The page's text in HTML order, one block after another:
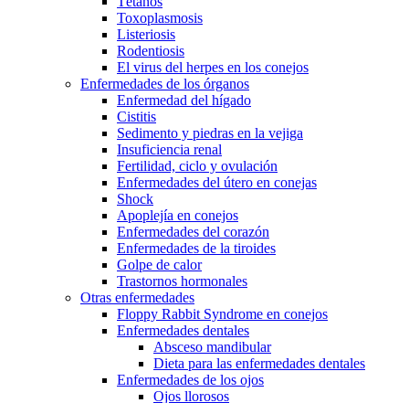
Toxoplasmosis
Listeriosis
Rodentiosis
El virus del herpes en los conejos
Enfermedades de los órganos
Enfermedad del hígado
Cistitis
Sedimento y piedras en la vejiga
Insuficiencia renal
Fertilidad, ciclo y ovulación
Enfermedades del útero en conejas
Shock
Apoplejía en conejos
Enfermedades del corazón
Enfermedades de la tiroides
Golpe de calor
Trastornos hormonales
Otras enfermedades
Floppy Rabbit Syndrome en conejos
Enfermedades dentales
Absceso mandibular
Dieta para las enfermedades dentales
Enfermedades de los ojos
Ojos llorosos